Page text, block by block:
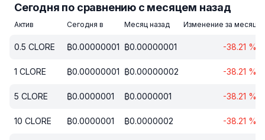
Сегодня по сравнению с месяцем назад
Актив Сегодня в Месяц назад Изменение за месяц
0.5 CLORE ₿0.00000001 ₿0.00000001 -38.21 %
1 CLORE ₿0.00000001 ₿0.00000002 -38.21 %
5 CLORE ₿0.0000001 ₿0.0000001 -38.21 %
10 CLORE ₿0.0000001 ₿0.0000002 -38.21 %